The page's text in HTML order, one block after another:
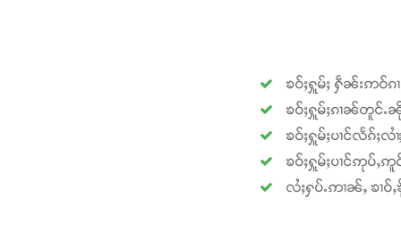
ၶဝ်ႈႁူမ်ႈ ႁဵၼ်းဢဝ်ၵ
ၶဝ်ႈႁူမ်ႈၵၢၼ်တူင်ႉ
ၶဝ်ႈႁူမ်ႈပၢင်လႅၵ်ႈ
ၶဝ်ႈႁူမ်ႈပၢင်ဢုပ်ႇဢူ
လႆႈႁပ်ႉဢၢၼ်ႇ ၶၢ